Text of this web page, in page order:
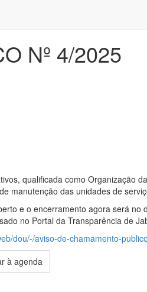
Nº 4/2025
qualificada como Organização
manutenção das unidades de
e o encerramento agora será
no Portal da Transparência de
dou/-/aviso-de-chamamento-
à agenda